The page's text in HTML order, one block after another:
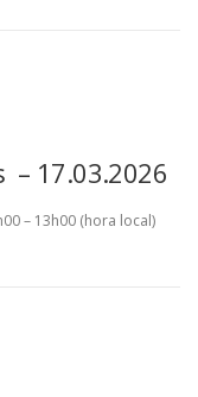
– 17.03.2026
– 13h00 (hora local)